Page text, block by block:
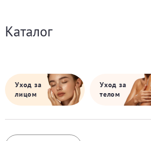
Каталог
Уход за
лицом
Уход за
телом